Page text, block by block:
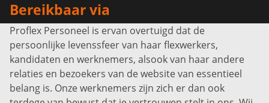
Bereikbaar via
Info@proflexpersoneel.nl
Bel ons:+31 (0)85 0450040
Prins Willem-Alexanderlaan 301
7311 SW Apeldoorn
Disclaimer
Proflex Personeel is ervan overtuigd dat de
persoonlijke levenssfeer van haar flexwerkers,
kandidaten en werknemers, alsook van haar andere
relaties en bezoekers van de website van essentieel
belang is. Onze werknemers zijn zich er dan ook